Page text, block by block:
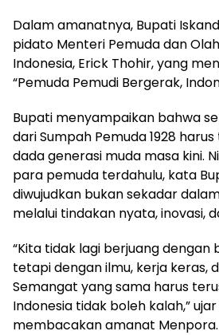
Dalam amanatnya, Bupati
pidato Menteri Pemuda dan
Indonesia, Erick Thohir, yang
“Pemuda Pemudi Bergerak,
Bupati menyampaikan bahwa
dari Sumpah Pemuda 1928
dada generasi muda masa kini.
para pemuda terdahulu, kata
diwujudkan bukan sekadar
melalui tindakan nyata, inovasi,
“Kita tidak lagi berjuang dengan
tetapi dengan ilmu, kerja keras,
Semangat yang sama harus
Indonesia tidak boleh kalah,”
membacakan amanat Menpora.